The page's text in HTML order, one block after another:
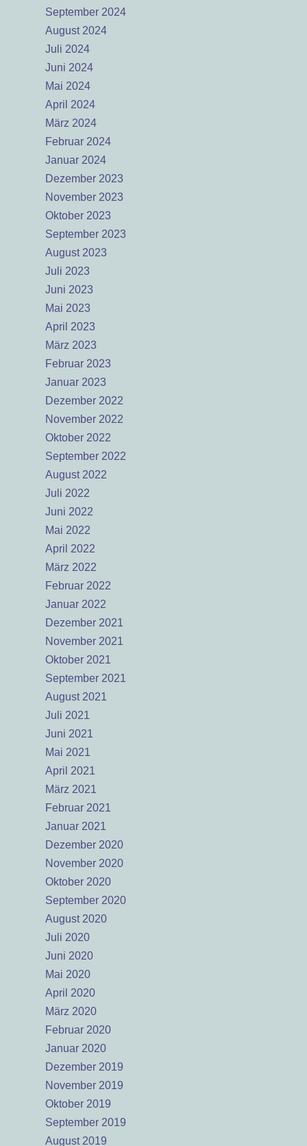
September 2024
August 2024
Juli 2024
Juni 2024
Mai 2024
April 2024
März 2024
Februar 2024
Januar 2024
Dezember 2023
November 2023
Oktober 2023
September 2023
August 2023
Juli 2023
Juni 2023
Mai 2023
April 2023
März 2023
Februar 2023
Januar 2023
Dezember 2022
November 2022
Oktober 2022
September 2022
August 2022
Juli 2022
Juni 2022
Mai 2022
April 2022
März 2022
Februar 2022
Januar 2022
Dezember 2021
November 2021
Oktober 2021
September 2021
August 2021
Juli 2021
Juni 2021
Mai 2021
April 2021
März 2021
Februar 2021
Januar 2021
Dezember 2020
November 2020
Oktober 2020
September 2020
August 2020
Juli 2020
Juni 2020
Mai 2020
April 2020
März 2020
Februar 2020
Januar 2020
Dezember 2019
November 2019
Oktober 2019
September 2019
August 2019